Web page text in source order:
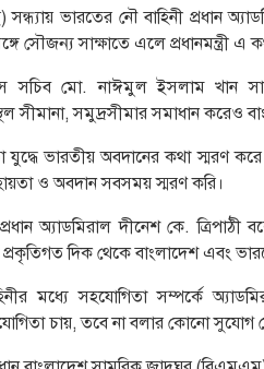
ভারতের নৌ বাহিনী প্রধান
সৌজন্য সাক্ষাতে এলে প্রধানমন্ত্রী এ
সচিব মো. নাঈমুল ইসলাম খান
সীমানা, সমুদ্রসীমার সমাধান করেও
যুদ্ধে ভারতীয় অবদানের কথা স্মরণ
ও অবদান সবসময় স্মরণ করি।
অ্যাডমিরাল দীনেশ কে.
দিক থেকে বাংলাদেশ এবং
মধ্যে সহযোগিতা সম্পর্কে
চায়, তবে না বলার কোনো সুযোগ